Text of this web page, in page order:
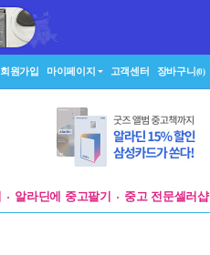
회원가입 마이페이지 고객센터 장바구니(0)
알라딘에 중고팔기 중고 전문셀러샵